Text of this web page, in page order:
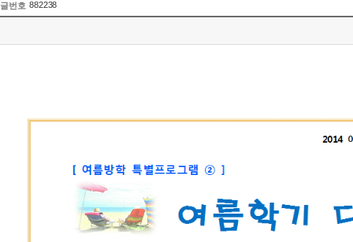
글번호 882238